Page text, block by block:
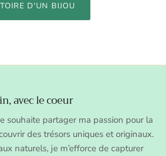
D'UN BIJOU
avec le coeur
souhaite partager ma passion pour la
des trésors uniques et originaux.
naturels, je m’efforce de capturer